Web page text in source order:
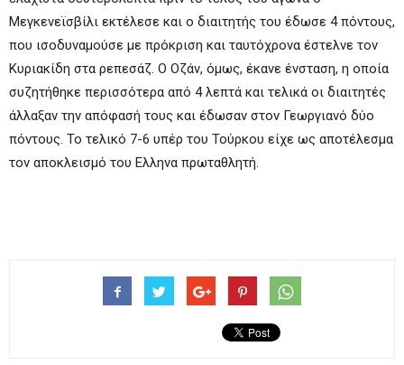
Μεγκενεϊσβίλι εκτέλεσε και ο διαιτητής του έδωσε 4 πόντους,
που ισοδυναμούσε με πρόκριση και ταυτόχρονα έστελνε τον
Κυριακίδη στα ρεπεσάζ. Ο Οζάν, όμως, έκανε ένσταση, η οποία
συζητήθηκε περισσότερα από 4 λεπτά και τελικά οι διαιτητές
άλλαξαν την απόφασή τους και έδωσαν στον Γεωργιανό δύο
πόντους. Το τελικό 7-6 υπέρ του Τούρκου είχε ως αποτέλεσμα
τον αποκλεισμό του Ελληνα πρωταθλητή.